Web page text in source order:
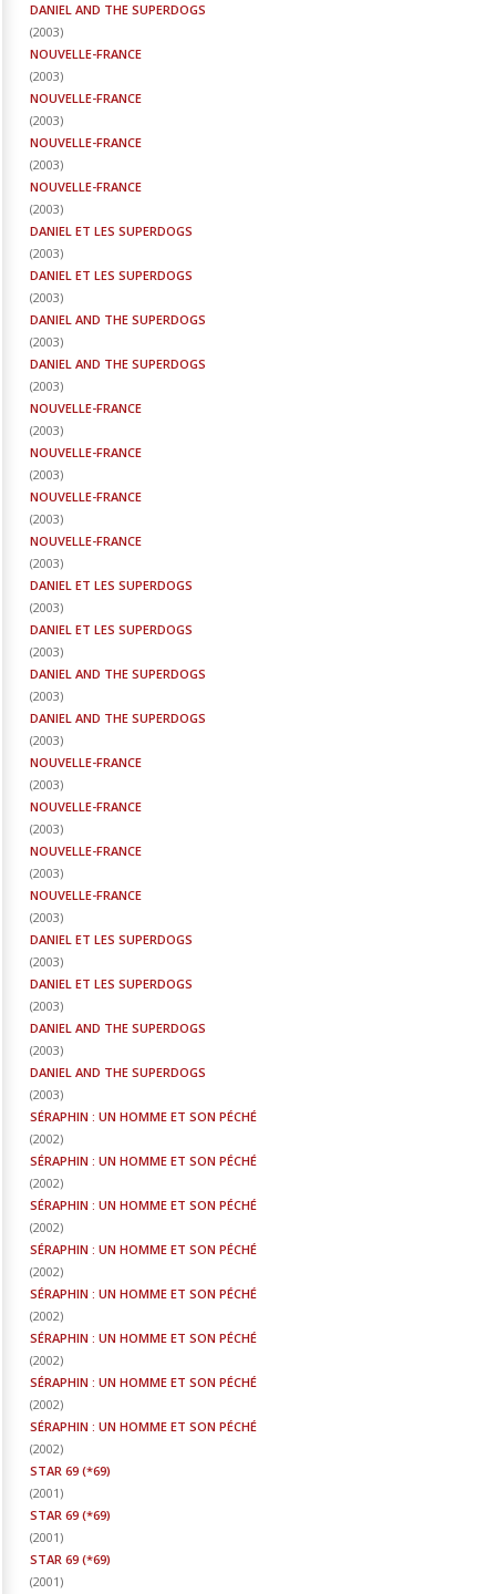
DANIEL AND THE SUPERDOGS
(2003)
NOUVELLE-FRANCE
(2003)
NOUVELLE-FRANCE
(2003)
NOUVELLE-FRANCE
(2003)
NOUVELLE-FRANCE
(2003)
DANIEL ET LES SUPERDOGS
(2003)
DANIEL ET LES SUPERDOGS
(2003)
DANIEL AND THE SUPERDOGS
(2003)
DANIEL AND THE SUPERDOGS
(2003)
NOUVELLE-FRANCE
(2003)
NOUVELLE-FRANCE
(2003)
NOUVELLE-FRANCE
(2003)
NOUVELLE-FRANCE
(2003)
DANIEL ET LES SUPERDOGS
(2003)
DANIEL ET LES SUPERDOGS
(2003)
DANIEL AND THE SUPERDOGS
(2003)
DANIEL AND THE SUPERDOGS
(2003)
NOUVELLE-FRANCE
(2003)
NOUVELLE-FRANCE
(2003)
NOUVELLE-FRANCE
(2003)
NOUVELLE-FRANCE
(2003)
DANIEL ET LES SUPERDOGS
(2003)
DANIEL ET LES SUPERDOGS
(2003)
DANIEL AND THE SUPERDOGS
(2003)
DANIEL AND THE SUPERDOGS
(2003)
SÉRAPHIN : UN HOMME ET SON PÉCHÉ
(2002)
SÉRAPHIN : UN HOMME ET SON PÉCHÉ
(2002)
SÉRAPHIN : UN HOMME ET SON PÉCHÉ
(2002)
SÉRAPHIN : UN HOMME ET SON PÉCHÉ
(2002)
SÉRAPHIN : UN HOMME ET SON PÉCHÉ
(2002)
SÉRAPHIN : UN HOMME ET SON PÉCHÉ
(2002)
SÉRAPHIN : UN HOMME ET SON PÉCHÉ
(2002)
SÉRAPHIN : UN HOMME ET SON PÉCHÉ
(2002)
STAR 69 (*69)
(2001)
STAR 69 (*69)
(2001)
STAR 69 (*69)
(2001)